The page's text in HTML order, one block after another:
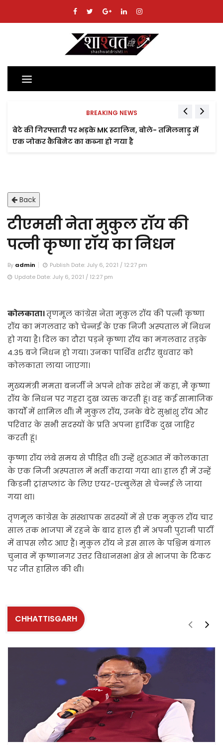
Toggle
navigation
BREAKING NEWS
बेटे की गिरफ्तारी पर भड़के MK स्टालिन, बोले- तमिलनाडु में
एक जोकर कैबिनेट का कब्जा हो गया है
Back
टीएमसी नेता मुकुल रॉय की
पत्नी कृष्णा रॉय का निधन
By admin
Publish Date: July 6, 2021 / 12:27 pm
Update Date: July 6, 2021 / 12:27 pm
कोलकाता।तृणमूल कांग्रेस नेता मुकुल रॉय की पत्नी कृष्णा
रॉय का मंगलवार को चेन्नई के एक निजी अस्पताल में निधन
हो गया है। दिल का दौरा पड़ने कृष्णा रॉय का मंगलवार तड़के
4.35 बजे निधन हो गया। उनका पार्थिव शरीर बुधवार को
कोलकाता लाया जाएगा।
मुख्यमंत्री ममता बनर्जी ने अपने शोक संदेश में कहा, मैं कृष्णा
रॉय के निधन पर गहरा दुख व्यक्त करती हूं। वह कई सामाजिक
कार्यों में शामिल थीं। मैं मुकुल रॉय, उनके बेटे सुभ्रांशु रॉय और
परिवार के सभी सदस्यों के प्रति अपना हार्दिक दुख जाहिर
करती हूं।
कृष्णा रॉय लंबे समय से पीड़ित थीं। उन्हें शुरूआत में कोलकाता
के एक निजी अस्पताल में भर्ती कराया गया था। हाल ही में उन्हें
किडनी ट्रांसप्लांट के लिए एयर-एम्बुलेंस से चेन्नई ले जाया
गया था।
तृणमूल कांग्रेस के संस्थापक सदस्यों में से एक मुकुल रॉय चार
साल तक भाजपा में रहने के बाद हाल ही में अपनी पुरानी पार्टी
में वापस लौट आए हैं। मुकुल रॉय ने इस साल के पश्चिम बंगाल
चुनाव में कृष्णानगर उत्तर विधानसभा क्षेत्र से भाजपा के टिकट
पर जीत हासिल की थी।
CHHATTISGARH